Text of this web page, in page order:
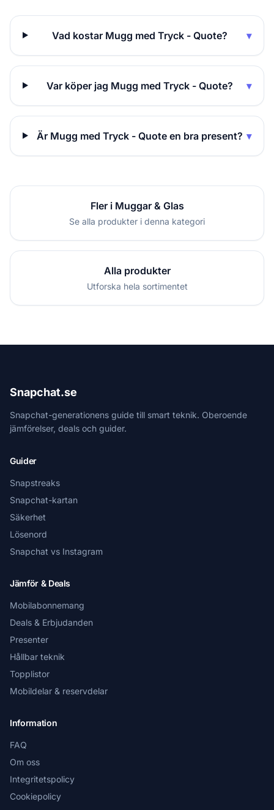
Vad kostar Mugg med Tryck - Quote? ▾
Var köper jag Mugg med Tryck - Quote? ▾
Är Mugg med Tryck - Quote en bra present? ▾
Fler i Muggar & Glas
Se alla produkter i denna kategori
Alla produkter
Utforska hela sortimentet
Snapchat.se
Snapchat-generationens guide till smart teknik. Oberoende
jämförelser, deals och guider.
Guider
Snapstreaks
Snapchat-kartan
Säkerhet
Lösenord
Snapchat vs Instagram
Jämför & Deals
Mobilabonnemang
Deals & Erbjudanden
Presenter
Hållbar teknik
Topplistor
Mobildelar & reservdelar
Information
FAQ
Om oss
Integritetspolicy
Cookiepolicy